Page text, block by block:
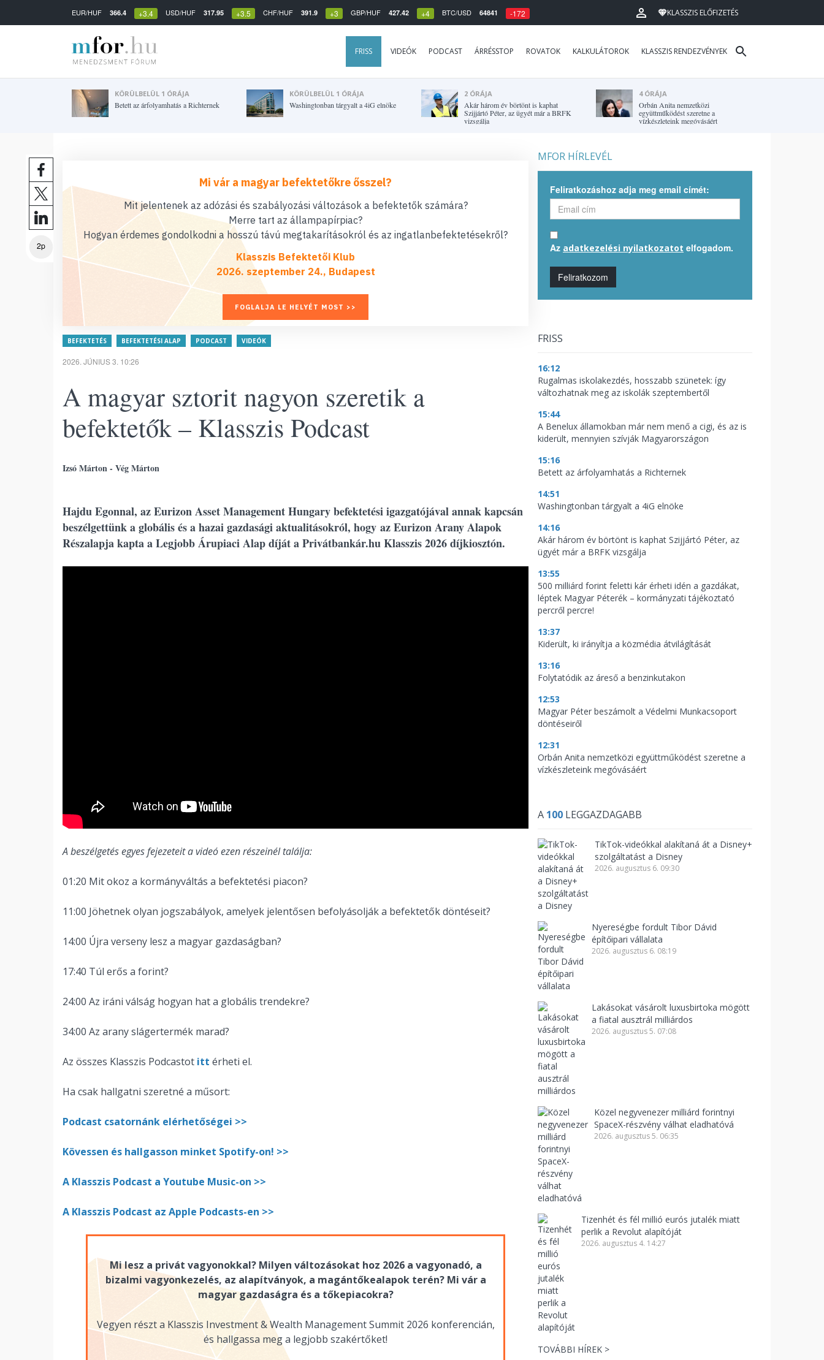
EUR/HUF 366.4 +3.4 USD/HUF 317.95 +3.5 CHF/HUF 391.9 +3 GBP/HUF 427.42 +4 BTC/USD 64841 -172 KLASSZIS ELŐFIZETÉS
FRISS VIDEÓK PODCAST ÁRRÉSSTOP ROVATOK KALKULÁTOROK KLASSZIS RENDEZVÉNYEK
KÖRÜLBELÜL 1 ÓRÁJA
Betett az árfolyamhatás a Richternek
KÖRÜLBELÜL 1 ÓRÁJA
Washingtonban tárgyalt a 4iG elnöke
2 ÓRÁJA
Akár három év börtönt is kaphat
Szijjártó Péter, az ügyét már a BRFK
vizsgálja
4 ÓRÁJA
Orbán Anita nemzetközi
együttműködést szeretne a
vízkészleteink megóvásáért
2p
Mi vár a magyar befektetőkre ősszel?
Mit jelentenek az adózási és szabályozási változások a befektetők számára?
Merre tart az állampapírpiac?
Hogyan érdemes gondolkodni a hosszú távú megtakarításokról és az ingatlanbefektetésekről?
Klasszis Befektetői Klub
2026. szeptember 24., Budapest
FOGLALJA LE HELYÉT MOST >>
BEFEKTETÉS BEFEKTETÉSI ALAP PODCAST VIDEÓK
2026. JÚNIUS 3. 10:26
A magyar sztorit nagyon szeretik a
befektetők – Klasszis Podcast
Izsó Márton - Vég Márton
Hajdu Egonnal, az Eurizon Asset Management Hungary befektetési igazgatójával annak kapcsán
beszélgettünk a globális és a hazai gazdasági aktualitásokról, hogy az Eurizon Arany Alapok
Részalapja kapta a Legjobb Árupiaci Alap díját a Privátbankár.hu Klasszis 2026 díjkiosztón.
A beszélgetés egyes fejezeteit a videó ezen részeinél találja:
01:20 Mit okoz a kormányváltás a befektetési piacon?
11:00 Jöhetnek olyan jogszabályok, amelyek jelentősen befolyásolják a befektetők döntéseit?
14:00 Újra verseny lesz a magyar gazdaságban?
17:40 Túl erős a forint?
24:00 Az iráni válság hogyan hat a globális trendekre?
34:00 Az arany slágertermék marad?
Az összes Klasszis Podcastot itt érheti el.
Ha csak hallgatni szeretné a műsort:
Podcast csatornánk elérhetőségei >>
Kövessen és hallgasson minket Spotify-on! >>
A Klasszis Podcast a Youtube Music-on >>
A Klasszis Podcast az Apple Podcasts-en >>
Mi lesz a privát vagyonokkal? Milyen változásokat hoz 2026 a vagyonadó, a
bizalmi vagyonkezelés, az alapítványok, a magántőkealapok terén? Mi vár a
magyar gazdaságra és a tőkepiacokra?
Vegyen részt a Klasszis Investment & Wealth Management Summit 2026 konferencián,
és hallgassa meg a legjobb szakértőket!
MFOR HÍRLEVÉL
Feliratkozáshoz adja meg email címét:
Az adatkezelési nyilatkozatot elfogadom.
Feliratkozom
FRISS
16:12
Rugalmas iskolakezdés, hosszabb szünetek: így
változhatnak meg az iskolák szeptembertől
15:44
A Benelux államokban már nem menő a cigi, és az is
kiderült, mennyien szívják Magyarországon
15:16
Betett az árfolyamhatás a Richternek
14:51
Washingtonban tárgyalt a 4iG elnöke
14:16
Akár három év börtönt is kaphat Szijjártó Péter, az
ügyét már a BRFK vizsgálja
13:55
500 milliárd forint feletti kár érheti idén a gazdákat,
léptek Magyar Péterék – kormányzati tájékoztató
percről percre!
13:37
Kiderült, ki irányítja a közmédia átvilágítását
13:16
Folytatódik az áreső a benzinkutakon
12:53
Magyar Péter beszámolt a Védelmi Munkacsoport
döntéseiről
12:31
Orbán Anita nemzetközi együttműködést szeretne a
vízkészleteink megóvásáért
A 100 LEGGAZDAGABB
TikTok-videókkal alakítaná át a Disney+
szolgáltatást a Disney
2026. augusztus 6. 09:30
Nyereségbe fordult Tibor Dávid
építőipari vállalata
2026. augusztus 6. 08:19
Lakásokat vásárolt luxusbirtoka mögött
a fiatal ausztrál milliárdos
2026. augusztus 5. 07:08
Közel negyvenezer milliárd forintnyi
SpaceX-részvény válhat eladhatóvá
2026. augusztus 5. 06:35
Tizenhét és fél millió eurós jutalék miatt
perlik a Revolut alapítóját
2026. augusztus 4. 14:27
TOVÁBBI HÍREK >